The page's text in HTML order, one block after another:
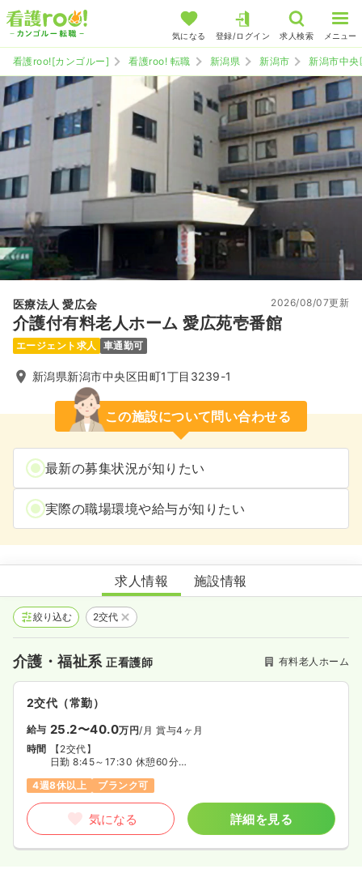
気になる 登録/ログイン 求人検索 メニュー
看護roo![カンゴルー] 看護roo! 転職 新潟県 新潟市 新潟市中央
医療法人 愛広会
介護付有料老人ホーム 愛広苑壱番館
2026/08/07更新
エージェント求人 車通勤可
新潟県新潟市中央区田町1丁目3239-1
この施設について問い合わせる
最新の募集状況が知りたい
実際の職場環境や給与が知りたい
介護付有料老人ホーム 愛広苑壱番館
求人情報 施設情報
絞り込む 2交代
介護・福祉系正看護師 有料老人ホーム
2交代（常勤）
給与 25.2〜40.0万円/月 賞与4ヶ月
時間
【2交代】
日勤 8:45～17:30 休憩60分
4週8休以上
ブランク可
気になる 詳細を見る